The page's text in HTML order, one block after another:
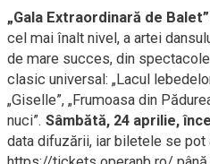
„Gala Extraordinară de Balet”
cel mai înalt nivel, a artei
de mare succes, din
clasic universal: „Lacul
„Giselle”, „Frumoasa din
nuci”. Sâmbătă, 24 aprilie,
data difuzării, iar biletele se